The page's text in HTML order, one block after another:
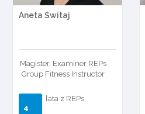
Aneta Świtaj
Magister, Examiner REPs
Group Fitness Instructor
4
lata z REPs